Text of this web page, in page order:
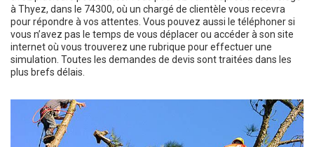
à Thyez, dans le 74300, où un chargé de clientèle vous recevra
pour répondre à vos attentes. Vous pouvez aussi le téléphoner si
vous n’avez pas le temps de vous déplacer ou accéder à son site
internet où vous trouverez une rubrique pour effectuer une
simulation. Toutes les demandes de devis sont traitées dans les
plus brefs délais.